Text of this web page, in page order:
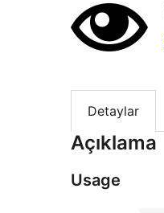
Detaylar
Açıklama
Usage